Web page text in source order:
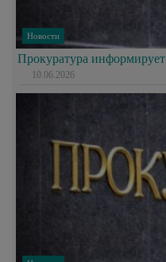
Новости
Прокуратура информирует
10.06.2026